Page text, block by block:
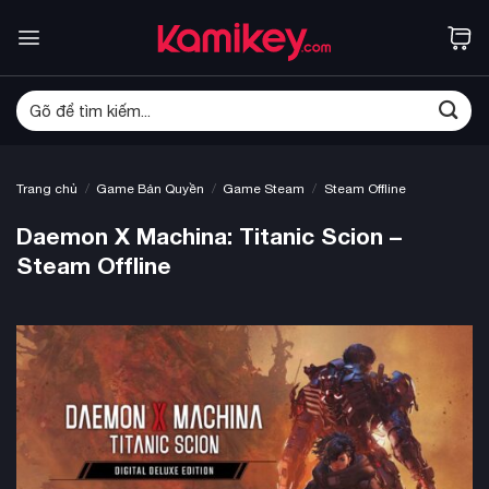
qua
dung
Tìm
kiếm:
Trang chủ / Game Bản Quyền / Game Steam / Steam Offline
Daemon X Machina: Titanic Scion –
Steam Offline